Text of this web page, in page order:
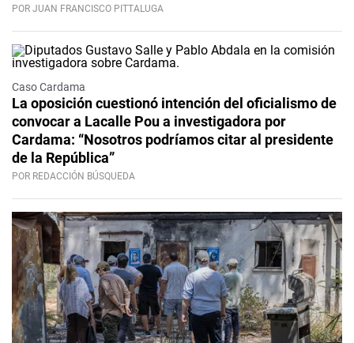
POR JUAN FRANCISCO PITTALUGA
Caso Cardama
La oposición cuestionó intención del oficialismo de
convocar a Lacalle Pou a investigadora por
Cardama: “Nosotros podríamos citar al presidente
de la República”
POR REDACCIÓN BÚSQUEDA